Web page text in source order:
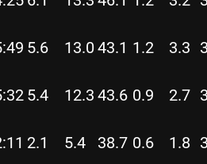
5.6 13.0 43.1 1.2 3.3
5.4 12.3 43.6 0.9 2.7
2.1 5.4 38.7 0.6 1.8